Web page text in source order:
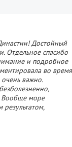
Достойный
Отдельное спасибо
и подробное
во время
важно.
Вообще море